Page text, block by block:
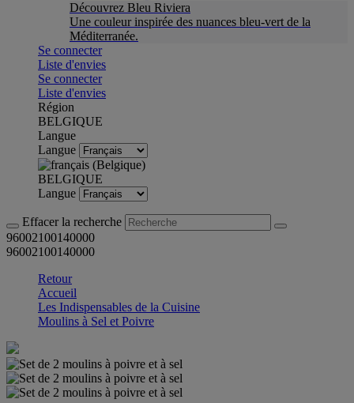
Découvrez Bleu Riviera
Une couleur inspirée des nuances bleu-vert de la
Méditerranée.
Se connecter
Liste d'envies
Se connecter
Liste d'envies
Région
BELGIQUE
Langue
Langue
BELGIQUE
Langue
Effacer la recherche
96002100140000
96002100140000
Retour
Accueil
Les Indispensables de la Cuisine
Moulins à Sel et Poivre